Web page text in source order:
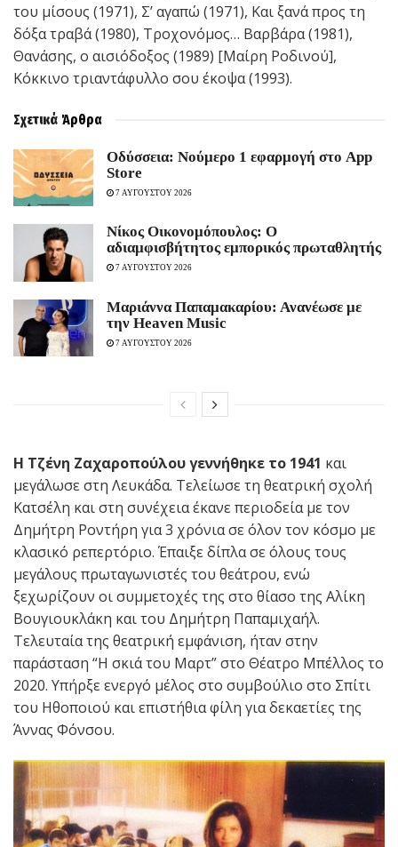
του μίσους (1971), Σ’ αγαπώ (1971), Και ξανά προς τη
δόξα τραβά (1980), Τροχονόμος… Βαρβάρα (1981),
Θανάσης, ο αισιόδοξος (1989) [Μαίρη Ροδινού],
Κόκκινο τριαντάφυλλο σου έκοψα (1993).
Σχετικά Άρθρα
Οδύσσεια: Νούμερο 1 εφαρμογή στο App
Store
7 ΑΥΓΟΥΣΤΟΥ 2026
Νίκος Οικονομόπουλος: Ο
αδιαμφισβήτητος εμπορικός πρωταθλητής
7 ΑΥΓΟΥΣΤΟΥ 2026
Μαριάννα Παπαμακαρίου: Ανανέωσε με
την Heaven Music
7 ΑΥΓΟΥΣΤΟΥ 2026
Η Τζένη Ζαχαροπούλου γεννήθηκε το 1941 και
μεγάλωσε στη Λευκάδα. Τελείωσε τη θεατρική σχολή
Κατσέλη και στη συνέχεια έκανε περιοδεία με τον
Δημήτρη Ροντήρη για 3 χρόνια σε όλον τον κόσμο με
κλασικό ρεπερτόριο. Έπαιξε δίπλα σε όλους τους
μεγάλους πρωταγωνιστές του θεάτρου, ενώ
ξεχωρίζουν οι συμμετοχές της στο θίασο της Αλίκη
Βουγιουκλάκη και του Δημήτρη Παπαμιχαήλ.
Τελευταία της θεατρική εμφάνιση, ήταν στην
παράσταση “Η σκιά του Μαρτ” στο Θέατρο Μπέλλος το
2020. Υπήρξε ενεργό μέλος στο συμβούλιο στο Σπίτι
του Ηθοποιού και επιστήθια φίλη για δεκαετίες της
Άννας Φόνσου.